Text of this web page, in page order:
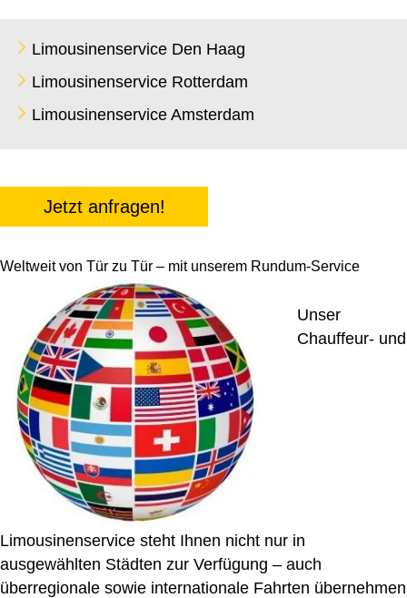
Limousinenservice Den Haag
Limousinenservice Rotterdam
Limousinenservice Amsterdam
Jetzt anfragen!
Weltweit von Tür zu Tür – mit unserem Rundum-Service
Unser
Chauffeur- und
Limousinenservice steht Ihnen nicht nur in
ausgewählten Städten zur Verfügung – auch
überregionale sowie internationale Fahrten übernehmen